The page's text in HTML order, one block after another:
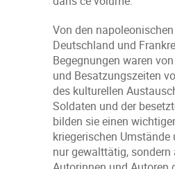
Von den
Deutschland und
Begegnungen waren
und Besatzungszeiten
des kulturellen
Soldaten und der
bilden sie einen
kriegerischen
nur gewalttätig,